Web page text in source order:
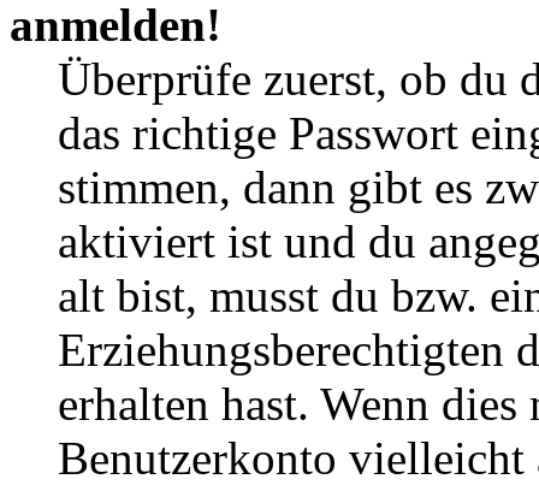
anmelden!
Überprüfe zuerst, ob du
das richtige Passwort
stimmen, dann gibt es
aktiviert ist und du
alt bist, musst du bzw.
Erziehungsberechtigten
erhalten hast. Wenn
Benutzerkonto